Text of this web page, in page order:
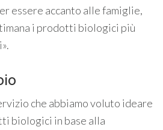
essere accanto alle famiglie,
i prodotti biologici più
che abbiamo voluto ideare
biologici in base alla